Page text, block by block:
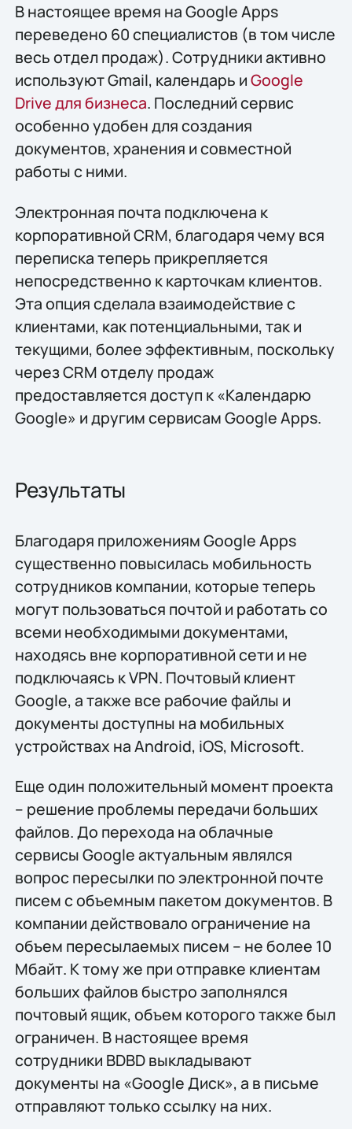
В настоящее время на Google Apps
переведено 60 специалистов (в том числе
весь отдел продаж). Сотрудники активно
используют Gmail, календарь иGoogle
Drive для бизнеса. Последний сервис
особенно удобен для создания
документов, хранения и совместной
работы с ними.
Электронная почта подключена к
корпоративной CRM, благодаря чему вся
переписка теперь прикрепляется
непосредственно к карточкам клиентов.
Эта опция сделала взаимодействие с
клиентами, как потенциальными, так и
текущими, более эффективным, поскольку
через CRM отделу продаж
предоставляется доступ к «Календарю
Google» и другим сервисам Google Apps.
Результаты
Благодаря приложениям Google Apps
существенно повысилась мобильность
сотрудников компании, которые теперь
могут пользоваться почтой и работать со
всеми необходимыми документами,
находясь вне корпоративной сети и не
подключаясь к VPN. Почтовый клиент
Google, а также все рабочие файлы и
документы доступны на мобильных
устройствах на Android, iOS, Microsoft.
Еще один положительный момент проекта
– решение проблемы передачи больших
файлов. До перехода на облачные
сервисы Google актуальным являлся
вопрос пересылки по электронной почте
писем с объемным пакетом документов. В
компании действовало ограничение на
объем пересылаемых писем – не более 10
Мбайт. К тому же при отправке клиентам
больших файлов быстро заполнялся
почтовый ящик, объем которого также был
ограничен. В настоящее время
сотрудники BDBD выкладывают
документы на «Google Диск», а в письме
отправляют только ссылку на них.